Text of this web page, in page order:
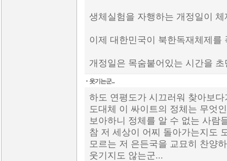
생체실험을 자행하는 개정일이
이제 대한민국이 북한독재체제를
개정일은 목숨붙어있는 시간을
웃기는군...
하도 연평도가 시끄러워 찾아보
도대체 이 싸이트의 정체는 무엇
보아하니 정체를 알 수 없는 사람
참 저 세상이 어찌 돌아가는지도
모르는 저 은든국을 교묘히 찬양
웃기지도 않는군...